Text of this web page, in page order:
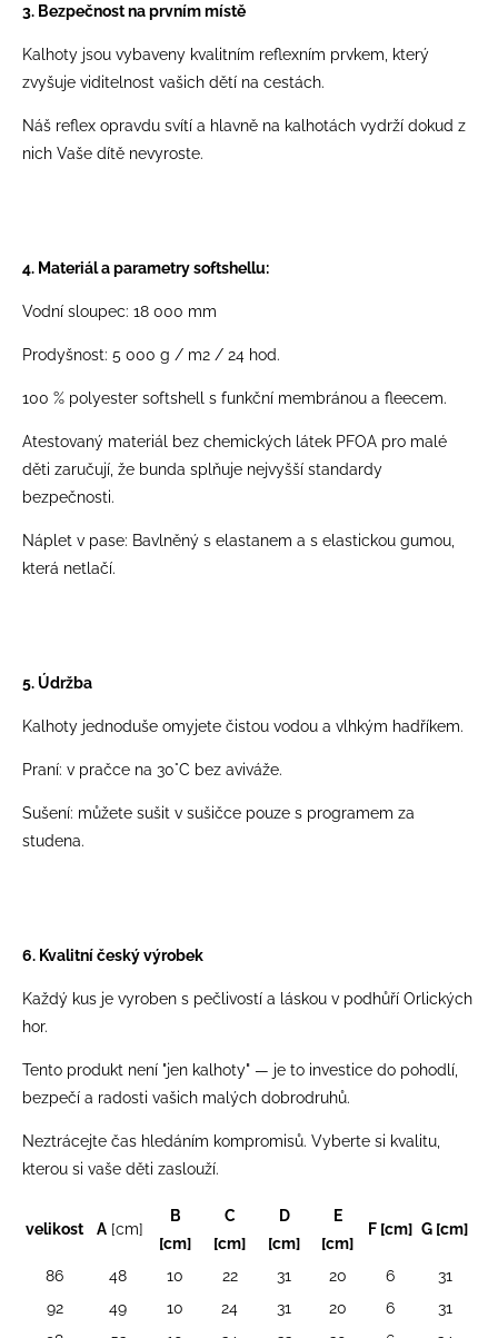
3. Bezpečnost na prvním místě
Kalhoty jsou vybaveny kvalitním reflexním prvkem, který
zvyšuje viditelnost vašich dětí na cestách.
Náš reflex opravdu svítí a hlavně na kalhotách vydrží dokud z
nich Vaše dítě nevyroste.
4. Materiál a parametry softshellu:
Vodní sloupec: 18 000 mm
Prodyšnost: 5 000 g / m2 / 24 hod.
100 % polyester softshell s funkční membránou a fleecem.
Atestovaný materiál bez chemických látek PFOA pro malé
děti zaručují, že bunda splňuje nejvyšší standardy
bezpečnosti.
Náplet v pase: Bavlněný s elastanem a s elastickou gumou,
která netlačí.
5. Údržba
Kalhoty jednoduše omyjete čistou vodou a vlhkým hadříkem.
Praní: v pračce na 30°C bez aviváže.
Sušení: můžete sušit v sušičce pouze s programem za
studena.
6. Kvalitní český výrobek
Každý kus je vyroben s pečlivostí a láskou v podhůří Orlických
hor.
Tento produkt není "jen kalhoty" — je to investice do pohodlí,
bezpečí a radosti vašich malých dobrodruhů.
Neztrácejte čas hledáním kompromisů. Vyberte si kvalitu,
kterou si vaše děti zaslouží.
velikost A [cm]
B
[cm]
C
[cm]
D
[cm]
E
[cm]
F [cm] G [cm]
86 48 10 22 31 20 6
31
92
49 10 24 31 20 6
31